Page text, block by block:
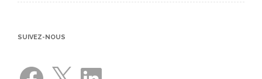
SUIVEZ-NOUS
Facebook LinkedIn